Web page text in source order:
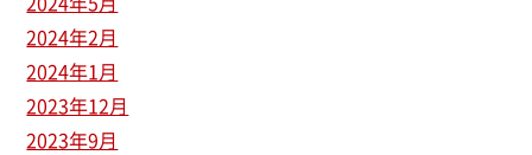
2024年2月
2024年1月
2023年12月
2023年9月